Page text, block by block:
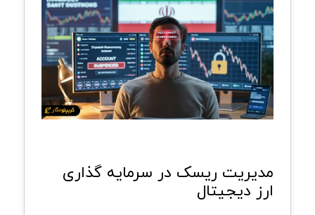
مدیریت ریسک در سرمایه گذاری
ارز دیجیتال